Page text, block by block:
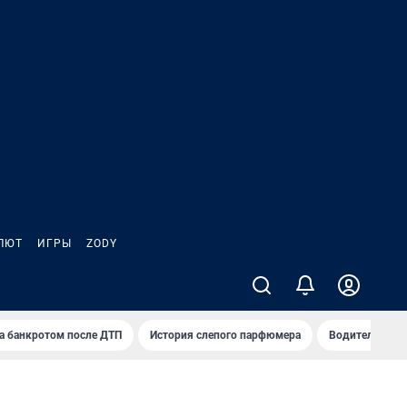
ИГРЫ ZODY
банкротом после ДТП История слепого парфюмера Водители